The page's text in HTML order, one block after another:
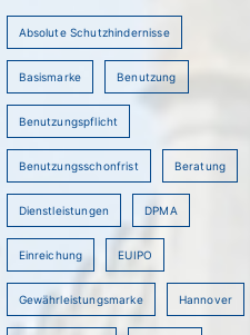
Absolute Schutzhindernisse
Basismarke Benutzung
Benutzungspflicht
Benutzungsschonfrist Beratung
Dienstleistungen DPMA
Einreichung EUIPO
Gewährleistungsmarke Hannover